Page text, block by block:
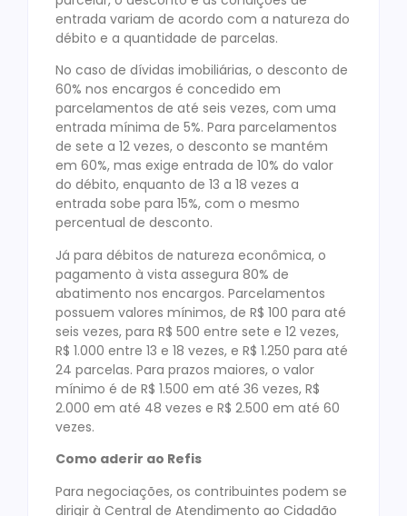
entrada variam de acordo com a natureza do
débito e a quantidade de parcelas.
No caso de dívidas imobiliárias, o desconto de
60% nos encargos é concedido em
parcelamentos de até seis vezes, com uma
entrada mínima de 5%. Para parcelamentos
de sete a 12 vezes, o desconto se mantém
em 60%, mas exige entrada de 10% do valor
do débito, enquanto de 13 a 18 vezes a
entrada sobe para 15%, com o mesmo
percentual de desconto.
Já para débitos de natureza econômica, o
pagamento à vista assegura 80% de
abatimento nos encargos. Parcelamentos
possuem valores mínimos, de R$ 100 para até
seis vezes, para R$ 500 entre sete e 12 vezes,
R$ 1.000 entre 13 e 18 vezes, e R$ 1.250 para até
24 parcelas. Para prazos maiores, o valor
mínimo é de R$ 1.500 em até 36 vezes, R$
2.000 em até 48 vezes e R$ 2.500 em até 60
vezes.
Como aderir ao Refis
Para negociações, os contribuintes podem se
dirigir à Central de Atendimento ao Cidadão